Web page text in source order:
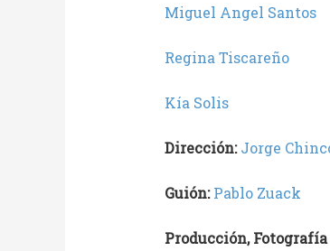
Miguel Angel Santos
Regina Tiscareño
Kía Solis
Dirección: Jorge
Guión: Pablo Zuack
Producción,